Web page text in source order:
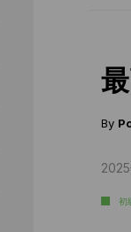
By
2025
初